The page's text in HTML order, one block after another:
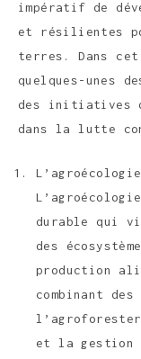
impératif de
et résilientes
terres. Dans
quelques-unes
des initiatives
dans la lutte
durable qui
des
production
combinant
et la gestion